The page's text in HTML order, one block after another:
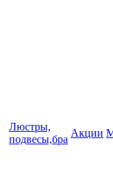
Люстры,
подвесы,бра
Акции